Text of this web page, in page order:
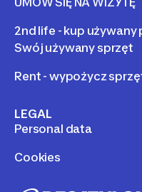
2nd life - kup
Swój używany sprzęt
Rent - wypożycz
LEGAL
Personal data
Cookies